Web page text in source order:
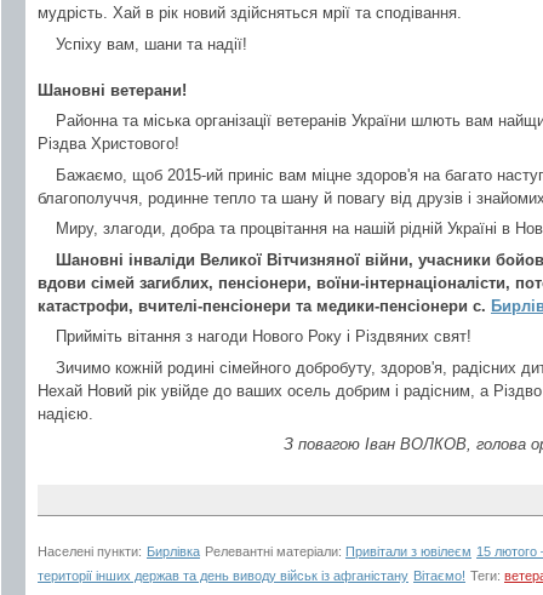
мудрість. Хай в рік новий здійсняться мрії та сподівання.
Успіху вам, шани та надії!
Шановні ветерани!
Районна та міська організації ветеранів України шлють вам
Різдва Христового!
Бажаємо, щоб 2015-ий приніс вам міцне здоров'я на багато
благополуччя, родинне тепло та шану й повагу від друзів і
Миру, злагоди, добра та процвітання на нашій рідній Україні в
Шановні інваліди Великої Вітчизняної війни, учасники
вдови сімей загиблих, пенсіонери, воїни-інтернаціоналісти,
катастрофи, вчителі-пенсіонери та медики-пенсіонери с.
Прийміть вітання з нагоди Нового Року і Різдвяних свят!
Зичимо кожній родині сімейного добробуту, здоров'я, радісних
Нехай Новий рік увійде до ваших осель добрим і радісним, а
надією.
З повагою Іван ВОЛКОВ, голова
Населені пункти: Бирлівка Релевантні матеріали: Привітали з ювілеєм 15 лютого
території інших держав та день виводу військ із афганістану Вітаємо! Теги: